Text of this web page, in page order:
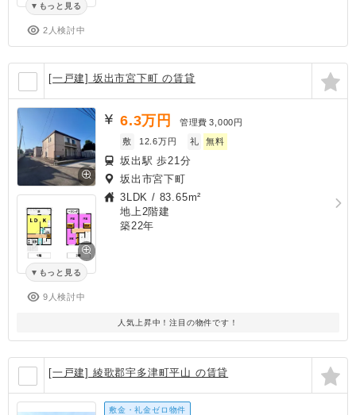
もっと見る
2人検討中
[一戸建] 坂出市宮下町 の賃貸
もっと見る
9人検討中
6.3万円 管理費 3,000円
敷
12.6万円 礼 無料
坂出駅 歩21分
坂出市宮下町
3LDK / 83.65m²
地上2階建
築22年
人気上昇中！注目の物件です！
[一戸建] 綾歌郡宇多津町平山 の賃貸
敷金・礼金ゼロ物件